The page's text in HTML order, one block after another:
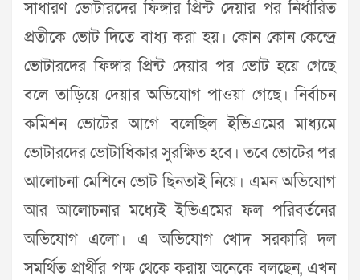
সাধারণ ভোটারদের ফিঙ্গার প্রিন্ট দেয়ার পর নির্ধারিত
প্রতীকে ভোট দিতে বাধ্য করা হয়। কোন কোন কেন্দ্রে
ভোটারদের ফিঙ্গার প্রিন্ট দেয়ার পর ভোট হয়ে গেছে
বলে তাড়িয়ে দেয়ার অভিযোগ পাওয়া গেছে। নির্বাচন
কমিশন ভোটের আগে বলেছিল ইভিএমের মাধ্যমে
ভোটারদের ভোটাধিকার সুরক্ষিত হবে। তবে ভোটের পর
আলোচনা মেশিনে ভোট ছিনতাই নিয়ে। এমন অভিযোগ
আর আলোচনার মধ্যেই ইভিএমের ফল পরিবর্তনের
অভিযোগ এলো। এ অভিযোগ খোদ সরকারি দল
সমর্থিত প্রার্থীর পক্ষ থেকে করায় অনেকে বলছেন, এখন